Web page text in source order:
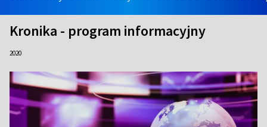
Kronika - program informacyjny
2020